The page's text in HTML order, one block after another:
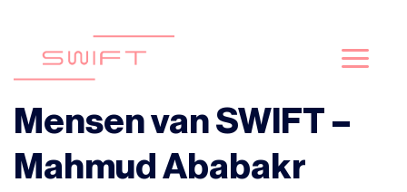
content
Mensen van SWIFT –
Mahmud Ababakr